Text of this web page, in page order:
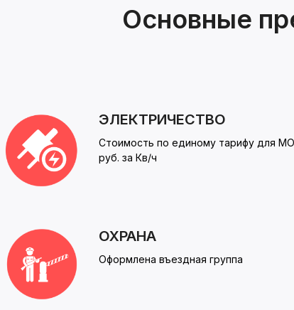
Основные
ЭЛЕКТРИЧЕСТВО
Стоимость по единому тарифу для
руб. за Кв/ч
ОХРАНА
Оформлена въездная группа